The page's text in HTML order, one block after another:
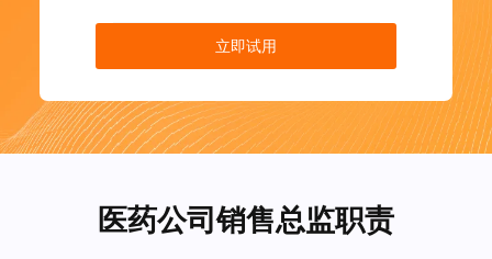
立即试用
医药公司销售总监职责